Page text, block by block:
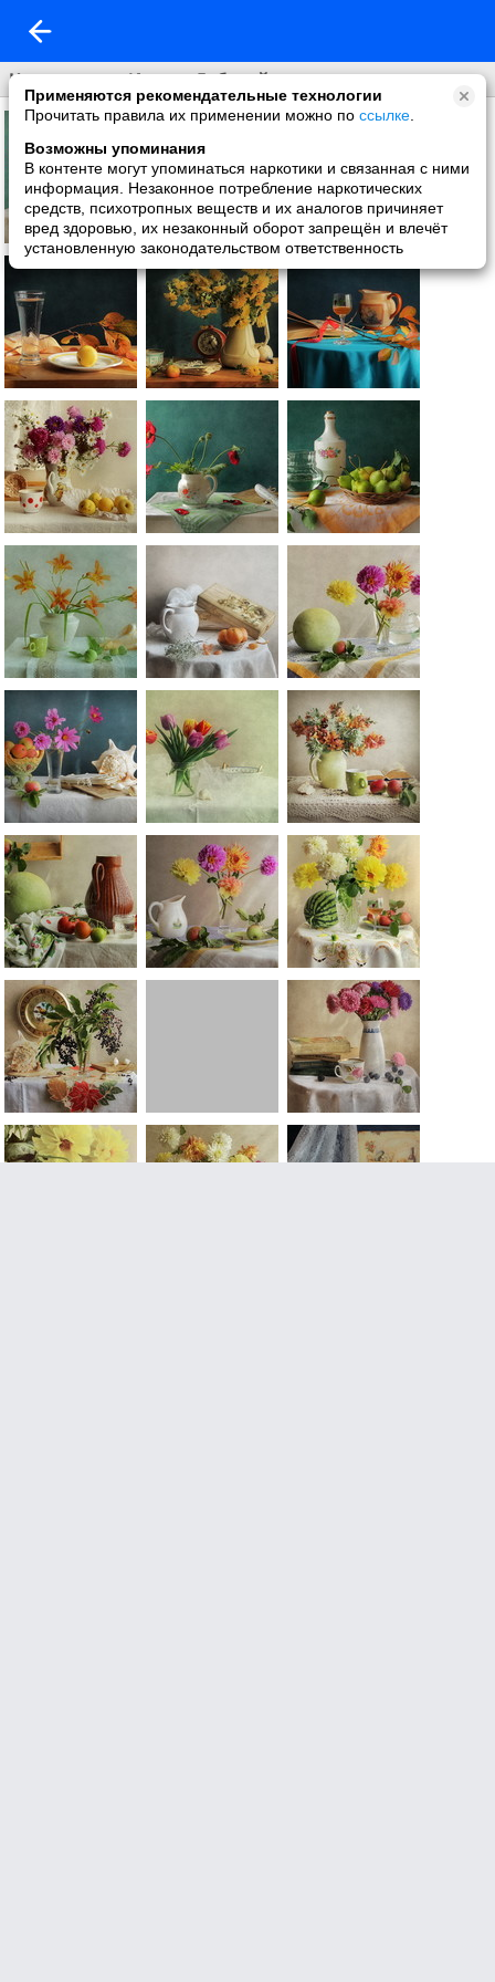
Применяются рекомендательные технологии
Прочитать правила их применении можно по ссылке
Возможны упоминания
В контенте могут упоминаться наркотики и связанная с ними
информация. Незаконное потребление наркотических
средств, психотропных веществ и их аналогов причиняет
вред здоровью, их незаконный оборот запрещён и влечёт
установленную законодательством ответственность
Натюрморты Ирины Дубовой